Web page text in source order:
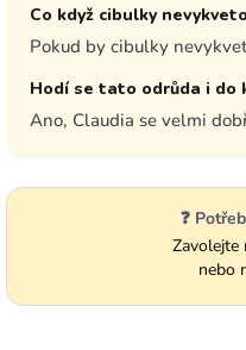
Co když cibulky
Pokud by cibulky
Hodí se tato odrůda i do
Ano, Claudia se velmi
❓
Zavolejte
nebo